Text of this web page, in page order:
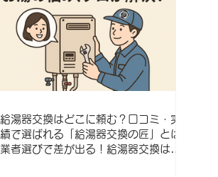
給湯器交換はどこに頼む？口コミ・実
績で選ばれる「給湯器交換の匠」とは
業者選びで差が出る！給湯器交換は信